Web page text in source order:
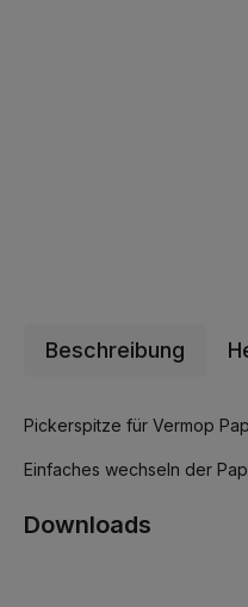
Beschreibung
Pickerspitze für Vermop
Einfaches wechseln der
Downloads